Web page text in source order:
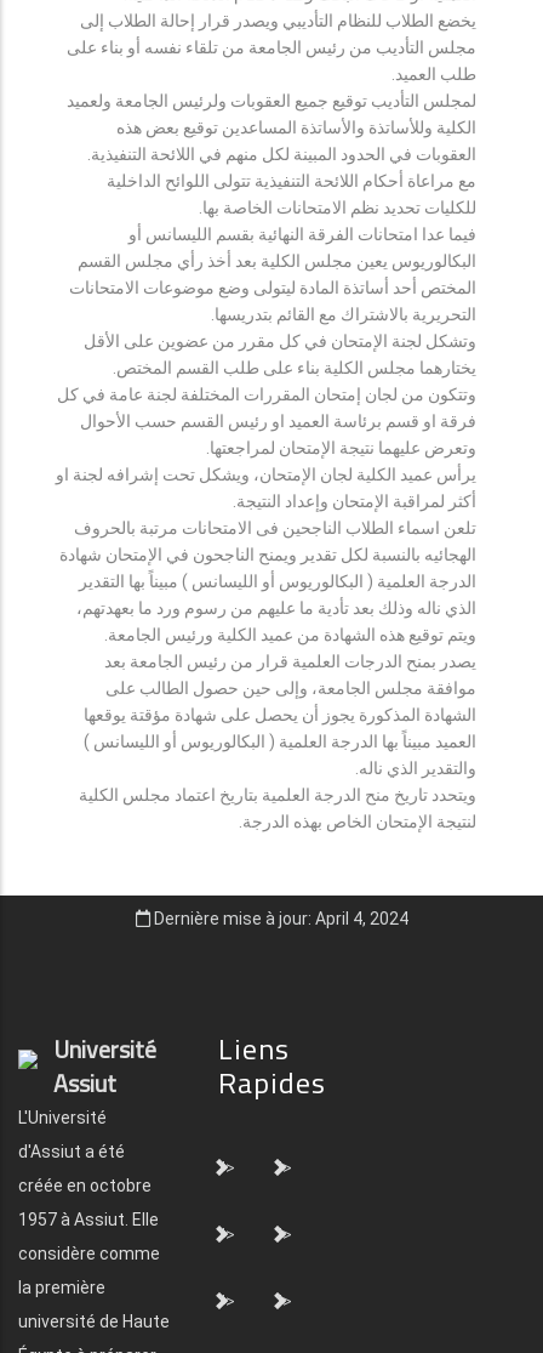
يخضع الطلاب للنظام التأديبي ويصدر قرار إحالة الطلاب إلى
مجلس التأديب من رئيس الجامعة من تلقاء نفسه أو بناء على
طلب العميد.
لمجلس التأديب توقيع جميع العقوبات ولرئيس الجامعة ولعميد
الكلية وللأساتذة والأساتذة المساعدين توقيع بعض هذه
العقوبات في الحدود المبينة لكل منهم في اللائحة التنفيذية.
مع مراعاة أحكام اللائحة التنفيذية تتولى اللوائح الداخلية
للكليات تحديد نظم الامتحانات الخاصة بها.
فيما عدا امتحانات الفرقة النهائية بقسم الليسانس أو
البكالوريوس يعين مجلس الكلية بعد أخذ رأي مجلس القسم
المختص أحد أساتذة المادة ليتولى وضع موضوعات الامتحانات
التحريرية بالاشتراك مع القائم بتدريسها.
وتشكل لجنة الإمتحان في كل مقرر من عضوين على الأقل
يختارهما مجلس الكلية بناء على طلب القسم المختص.
وتتكون من لجان إمتحان المقررات المختلفة لجنة عامة في كل
فرقة او قسم برئاسة العميد او رئيس القسم حسب الأحوال
وتعرض عليهما نتيجة الإمتحان لمراجعتها.
يرأس عميد الكلية لجان الإمتحان، ويشكل تحت إشرافه لجنة او
أكثر لمراقبة الإمتحان وإعداد النتيجة.
تلعن اسماء الطلاب الناجحين فى الامتحانات مرتبة بالحروف
الهجائيه بالنسبة لكل تقدير ويمنح الناجحون في الإمتحان شهادة
الدرجة العلمية ( البكالوريوس أو الليسانس ) مبيناً بها التقدير
الذي ناله وذلك بعد تأدية ما عليهم من رسوم ورد ما بعهدتهم،
ويتم توقيع هذه الشهادة من عميد الكلية ورئيس الجامعة.
يصدر بمنح الدرجات العلمية قرار من رئيس الجامعة بعد
موافقة مجلس الجامعة، وإلى حين حصول الطالب على
الشهادة المذكورة يجوز أن يحصل على شهادة مؤقتة يوقعها
العميد مبيناً بها الدرجة العلمية ( البكالوريوس أو الليسانس )
والتقدير الذي ناله.
ويتحدد تاريخ منح الدرجة العلمية بتاريخ اعتماد مجلس الكلية
لنتيجة الإمتحان الخاص بهذه الدرجة.
Dernière mise à jour: April 4, 2024
Université
Assiut
L'Université
d'Assiut a été
créée en octobre
1957 à Assiut. Elle
considère comme
la première
université de Haute
Liens
Rapides
"> ">
"> ">
"> ">